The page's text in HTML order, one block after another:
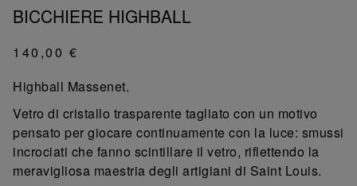
BICCHIERE HIGHBALL
140,00 €
Highball Massenet.
Vetro di cristallo trasparente tagliato con un motivo
pensato per giocare continuamente con la luce: smussi
incrociati che fanno scintillare il vetro, riflettendo la
meravigliosa maestria degli artigiani di Saint Louis.